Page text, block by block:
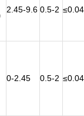
2.45-9.6 0.5-2 ≤0.04
0-2.45 0.5-2 ≤0.04